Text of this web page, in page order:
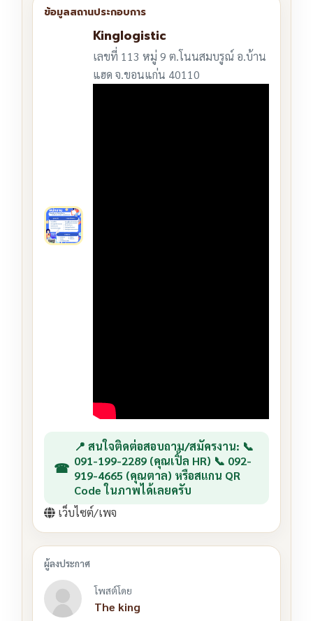
Kinglogistic
เลขที่ 113 หมู่ 9 ต.โนนสมบรูณ์ อ.บ้าน
แฮด จ.ขอนแก่น 40110
📍 สนใจติดต่อสอบถาม/สมัครงาน: 📞
091-199-2289 (คุณเปิ้ล HR) 📞 092-
919-4665 (คุณตาล) หรือสแกน QR
Code ในภาพได้เลยครับ
เว็บไซต์/เพจ
โพสต์โดย
The king